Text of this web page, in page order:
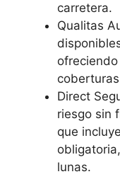
carretera.
Qualitas
Direct
riesgo sin
que
lunas.